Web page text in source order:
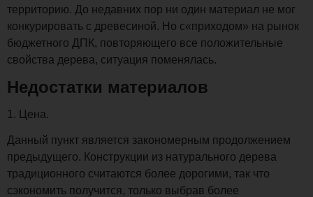
территорию. До недавних пор ни один материал не мог
конкурировать с древесиной. Но с«приходом» на рынок
бюджетного ДПК, повторяющего все положительные
свойства дерева, ситуация поменялась.
Недостатки материалов
1. Цена.
Данный пункт является закономерным продолжением
предыдущего. Конструкции из натурального дерева
традиционного считаются более дорогими, так что
сэкономить получится, только выбрав более